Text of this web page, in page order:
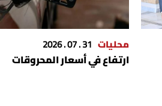
محليات 31 . 07 . 2026
ارتفاع في أسعار المحروقات